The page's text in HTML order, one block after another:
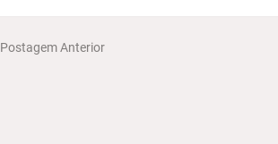
Postagem Anterior